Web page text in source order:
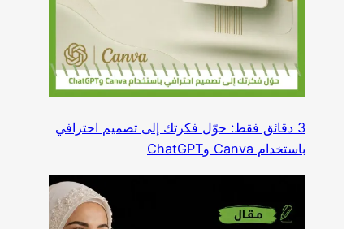
3 دقائق فقط: حوّل فكرتك إلى تصميم احترافي
باستخدام Canva وChatGPT